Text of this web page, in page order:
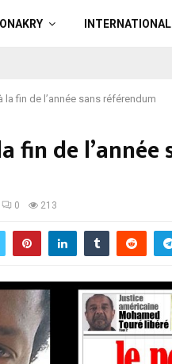
INTERNATIONAL
la fin de l’année sans référendum
fin de l’année
0 213